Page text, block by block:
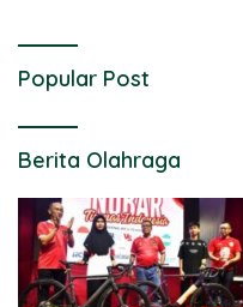
Popular Post
Berita Olahraga